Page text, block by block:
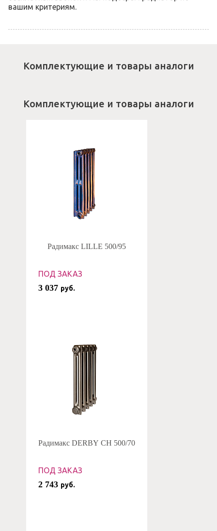
вашим критериям.
Комплектующие и товары аналоги
Комплектующие и товары аналоги
Радимакс LILLE 500/95
ПОД ЗАКАЗ
3 037 руб.
Радимакс DERBY CH 500/70
ПОД ЗАКАЗ
2 743 руб.